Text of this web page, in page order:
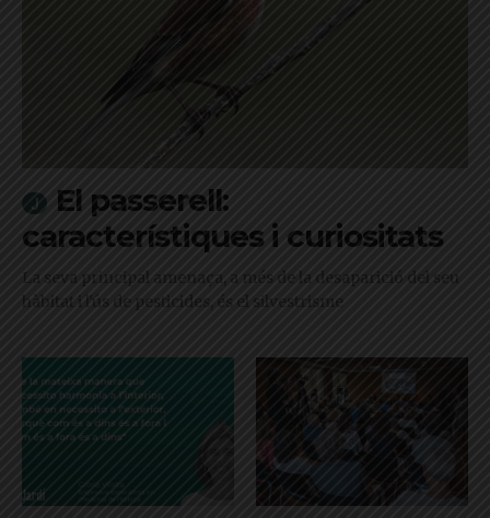
El passerell:
característiques i curiositats
La seva principal amenaça, a més de la desaparició del seu
hàbitat i l'ús de pesticides, és el silvestrisme